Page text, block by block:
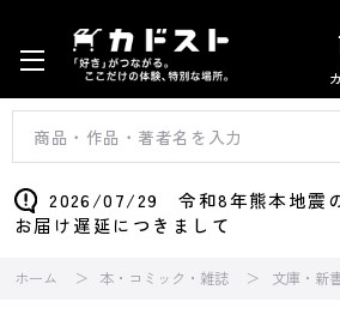
2026/07/29 令和8年熊本地震
お届け遅延につきまして
ホーム 本・コミック・雑誌 文庫・新